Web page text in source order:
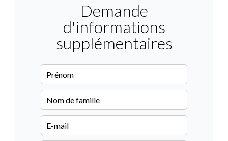
Demande
d'informations
supplémentaires